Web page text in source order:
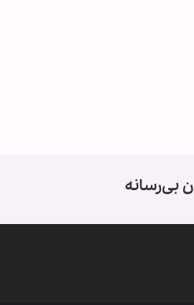
بی‌رسانه